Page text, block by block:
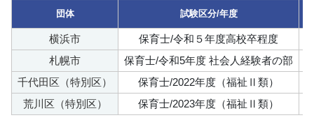
団体 試験区分/年度
横浜市 保育士/令和５年度高校卒程度
札幌市
保育士/令和5年度 社会人経験者の部
千代田区（特別区）
保育士/2022年度（福祉Ⅱ類）
荒川区（特別区）
保育士/2023年度（福祉Ⅱ類）